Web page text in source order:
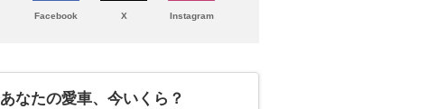
Facebook X Instagram
あなたの愛車、今いくら？